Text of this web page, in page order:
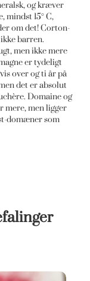
og kræver
15° C,
om det! Corton-
barren.
men ikke mere
er tydeligt
over og ti år på
det er absolut
Domaine og
mere, men ligger
domæner som